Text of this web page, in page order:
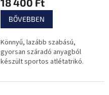
BŐVEBBEN
Könnyű, lazább szabású,
gyorsan száradó anyagból
készült sportos atlétatrikó.